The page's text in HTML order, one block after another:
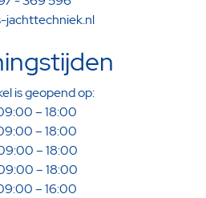
jachttechniek.nl
is geopend op:
– 18:00
– 18:00
– 18:00
– 18:00
– 16:00